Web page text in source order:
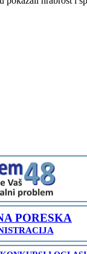
PORESKA